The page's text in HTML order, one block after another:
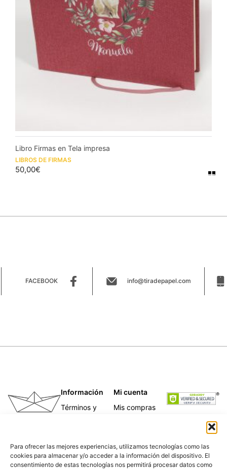
Para ofrecer las mejores experiencias, utilizamos tecnologías como las
cookies para almacenar y/o acceder a la información del dispositivo. El
consentimiento de estas tecnologías nos permitirá procesar datos como
Libro Firmas en Tela impresa
LIBROS DE FIRMAS
50,00€
FACEBOOK info@tiradepapel.com
Información
Términos y
Caligrafía
Para empresas
Nosotras
Mi cuenta
Mis compras